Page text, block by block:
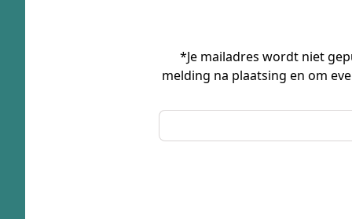
*Je mailadres wordt niet
melding na plaatsing en om